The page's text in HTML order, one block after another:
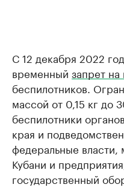
С 12 декабря 2022
временный запрет на
беспилотников.
массой от 0,15 кг до
беспилотники
края и
федеральные власти,
Кубани и
государственный